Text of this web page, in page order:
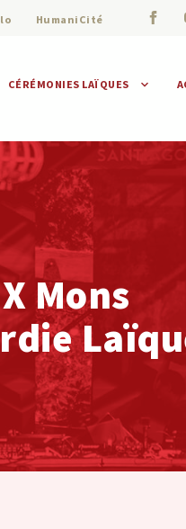
HumaniCité
Individuelle
Collective
CÉRÉMONIES LAÏQUES
Mons